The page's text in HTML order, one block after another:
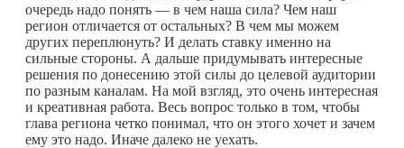
очередь надо понять — в чем наша сила? Чем наш
регион отличается от остальных? В чем мы можем
других переплюнуть? И делать ставку именно на
сильные стороны. А дальше придумывать интересные
решения по донесению этой силы до целевой аудитории
по разным каналам. На мой взгляд, это очень интересная
и креативная работа. Весь вопрос только в том, чтобы
глава региона четко понимал, что он этого хочет и зачем
ему это надо. Иначе далеко не уехать.